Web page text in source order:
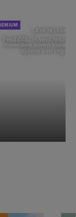
LIEVE HELEEN
Fred (55): 'Ik vind het
meerdere keren klaar te
tijdens een